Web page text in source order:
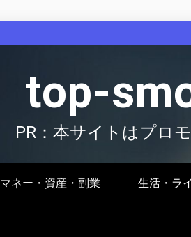
top-
PR：本サイトはプロ
マネー・資産・副業 生活・ラ